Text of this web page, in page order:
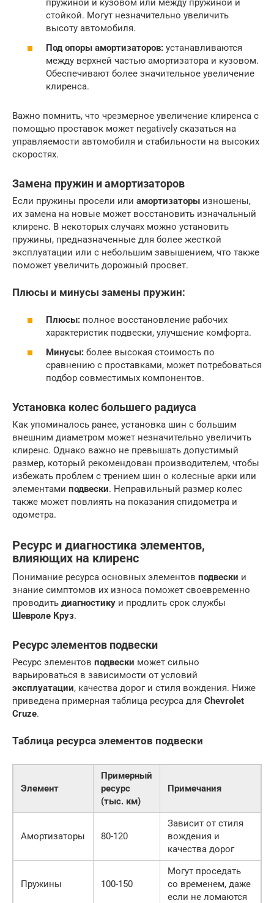
пружиной и кузовом или между пружиной и
стойкой. Могут незначительно увеличить
высоту автомобиля.
Под опоры амортизаторов: устанавливаются
между верхней частью амортизатора и кузовом.
Обеспечивают более значительное увеличение
клиренса.
Важно помнить, что чрезмерное увеличение клиренса с
помощью проставок может negatively сказаться на
управляемости автомобиля и стабильности на высоких
скоростях.
Замена пружин и амортизаторов
Если пружины просели или амортизаторы изношены,
их замена на новые может восстановить изначальный
клиренс. В некоторых случаях можно установить
пружины, предназначенные для более жесткой
эксплуатации или с небольшим завышением, что также
поможет увеличить дорожный просвет.
Плюсы и минусы замены пружин:
Плюсы: полное восстановление рабочих
характеристик подвески, улучшение комфорта.
Минусы: более высокая стоимость по
сравнению с проставками, может потребоваться
подбор совместимых компонентов.
Установка колес большего радиуса
Как упоминалось ранее, установка шин с большим
внешним диаметром может незначительно увеличить
клиренс. Однако важно не превышать допустимый
размер, который рекомендован производителем, чтобы
избежать проблем с трением шин о колесные арки или
элементами подвески. Неправильный размер колес
также может повлиять на показания спидометра и
одометра.
Ресурс и диагностика элементов,
влияющих на клиренс
Понимание ресурса основных элементов подвески и
знание симптомов их износа поможет своевременно
проводить диагностику и продлить срок службы
Шевроле Круз.
Ресурс элементов подвески
Ресурс элементов подвески может сильно
варьироваться в зависимости от условий
эксплуатации, качества дорог и стиля вождения. Ниже
приведена примерная таблица ресурса для Chevrolet
Cruze.
Таблица ресурса элементов подвески
Элемент
Примерный
ресурс
(тыс. км)
Примечания
Амортизаторы 80-120
Зависит от стиля
вождения и
качества дорог
Пружины 100-150
Могут проседать
со временем, даже
если не ломаются